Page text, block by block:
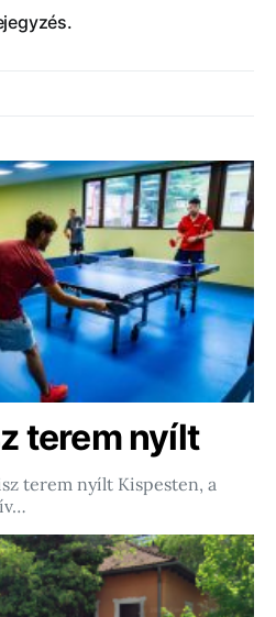
terem nyílt
terem nyílt Kispesten, a